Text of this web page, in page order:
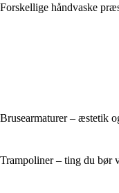
Forskellige håndvaske
Brusearmaturer – æstetik
Trampoliner – ting du bør